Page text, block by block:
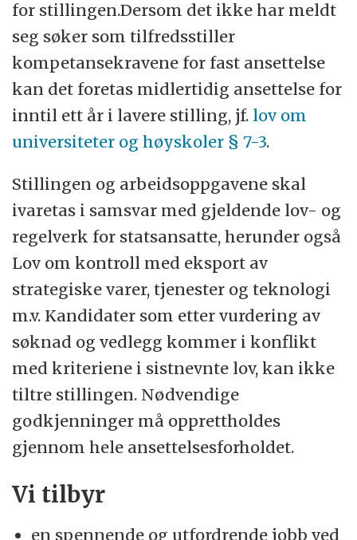
for stillingen.Dersom det ikke har meldt
seg søker som tilfredsstiller
kompetansekravene for fast ansettelse
kan det foretas midlertidig ansettelse for
inntil ett år i lavere stilling, jf. lov om
universiteter og høyskoler § 7-3.
Stillingen og arbeidsoppgavene skal
ivaretas i samsvar med gjeldende lov- og
regelverk for statsansatte, herunder også
Lov om kontroll med eksport av
strategiske varer, tjenester og teknologi
m.v. Kandidater som etter vurdering av
søknad og vedlegg kommer i konflikt
med kriteriene i sistnevnte lov, kan ikke
tiltre stillingen. Nødvendige
godkjenninger må opprettholdes
gjennom hele ansettelsesforholdet.
Vi tilbyr
en spennende og utfordrende jobb ved